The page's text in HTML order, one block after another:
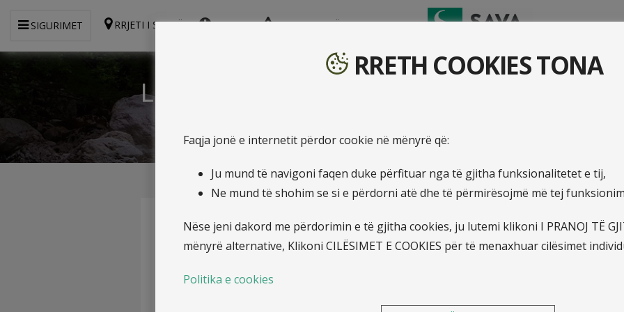
SIGURIMET RRJETI I SHITJËS ANKESA RAPORTO DËMIN
Lajme
Kompania e Sigurimeve
Profili i kompanisë
RRETH COOKIES TONA
Faqja jonë e internetit përdor cookie në mënyrë që:
Ju mund të navigoni faqen duke përfituar nga të gjitha funksionalitetet e tij,
Ne mund të shohim se si e përdorni atë dhe të përmirësojmë më tej
Nëse jeni dakord me përdorimin e të gjitha cookies, ju lutemi klikoni I PRANOJ TË
mënyrë alternative, Klikoni CILËSIMET E COOKIES për të menaxhuar cilësimet
Politika e cookies